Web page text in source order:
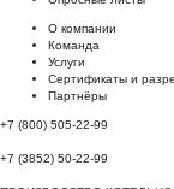
О компании
Команда
Услуги
Сертификаты и
Партнёры
+7 (800) 505-22-99
+7 (3852) 50-22-99